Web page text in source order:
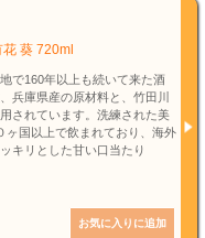
葵 720ml
で160年以上も続いて来た酒
兵庫県産の原材料と、竹田川
されています。洗練された美
ヶ国以上で飲まれており、海外
キリとした甘い口当たり